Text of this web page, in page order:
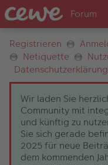
Registrieren
Netiquette
Datenschutzerklärung
Wir laden Sie
Community mit
und künftig zu
Sie sich gerade
2025 für neue
dem kommenden